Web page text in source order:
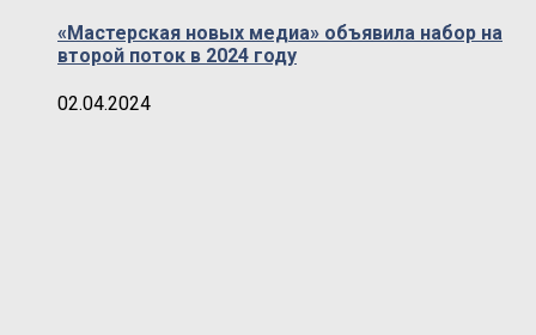
«Мастерская новых медиа» объявила набор на
второй поток в 2024 году
02.04.2024